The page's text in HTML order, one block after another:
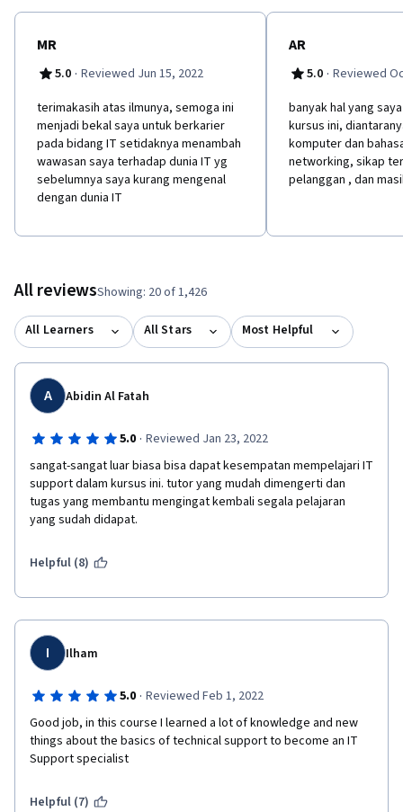
MR
5.0 · Reviewed Jun 15, 2022
terimakasih atas ilmunya, semoga ini
menjadi bekal saya untuk berkarier
pada bidang IT setidaknya menambah
wawasan saya terhadap dunia IT yg
sebelumnya saya kurang mengenal
dengan dunia IT
AR
5.0 · Reviewed
b​anyak hal yang
kursus ini,
komputer dan
networking, sikap
pelanggan , dan
All reviewsShowing: 20 of 1,426
All Learners All Stars Most Helpful
A Abidin Al Fatah
5.0 · Reviewed Jan 23, 2022
sangat-sangat luar biasa bisa dapat kesempatan mempelajari IT
support dalam kursus ini. tutor yang mudah dimengerti dan
tugas yang membantu mengingat kembali segala pelajaran
yang sudah didapat.
Helpful (8)
I Ilham
5.0 · Reviewed Feb 1, 2022
Good job, in this course I learned a lot of knowledge and new
things about the basics of technical support to become an IT
Support specialist
Helpful (7)